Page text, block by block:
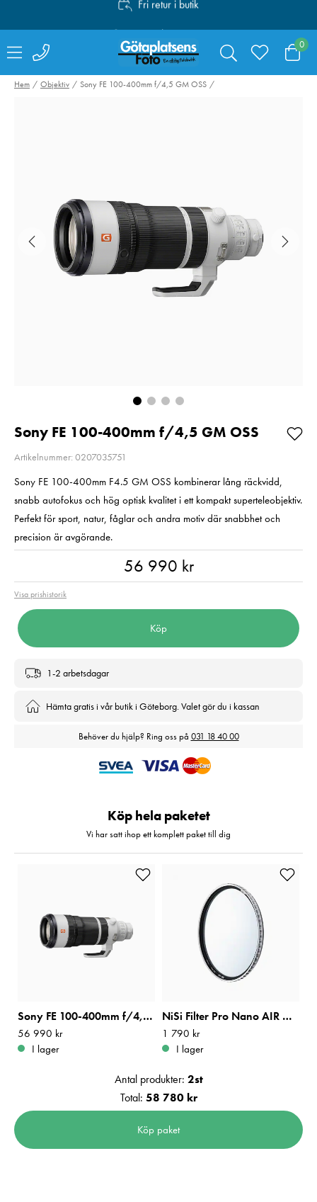
Personlig service
Fri frakt över 1000:-
0
Hem Objektiv Sony FE 100-400mm f/4,5 GM OSS
Sony FE 100-400mm f/4,5 GM OSS
Artikelnummer: 0207035751
Sony FE 100-400mm F4.5 GM OSS kombinerar lång räckvidd,
snabb autofokus och hög optisk kvalitet i ett kompakt superteleobjektiv.
Perfekt för sport, natur, fåglar och andra motiv där snabbhet och
precision är avgörande.
56 990 kr
Visa prishistorik
Köp
1-2 arbetsdagar
Hämta gratis i vår butik i Göteborg. Valet gör du i kassan
Behöver du hjälp? Ring oss på 031 18 40 00
Köp hela paketet
Vi har satt ihop ett komplett paket till dig
Sony FE 100-400mm f/4,5 GM OSS
Pris :56 990 kr
56 990 kr
I lager
NiSi Filter Pro Nano AIR UV 95mm
Pris:1 790 kr
1 790 kr
I lager
Antal produkter: 2st
Total: 58 780 kr
Köp paket